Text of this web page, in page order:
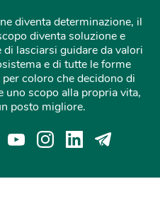
diventa determinazione, il
diventa soluzione e
lasciarsi guidare da valori
e di tutte le forme
coloro che decidono di
uno scopo alla propria vita,
posto migliore.